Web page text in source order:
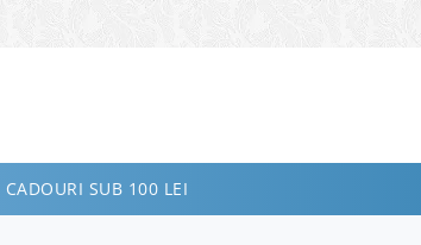
CADOURI SUB 100 LEI